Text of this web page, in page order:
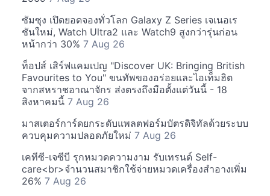
ซัมซุง เปิดยอดจองทั่วโลก Galaxy Z Series เจเนอเร
ชันใหม่, Watch Ultra2 และ Watch9 สูงกว่ารุ่นก่อน
หน้ากว่า 30% 7 Aug 26
ท็อปส์ เสิร์ฟแคมเปญ "Discover UK: Bringing British
Favourites to You" ขนทัพของอร่อยและไอเท็มฮิต
จากสหราชอาณาจักร ส่งตรงถึงมือตั้งแต่วันนี้ - 18
สิงหาคมนี้ 7 Aug 26
มาสเตอร์การ์ดยกระดับแพลตฟอร์มบัตรดิจิทัลด้วยระบบ
ควบคุมความปลอดภัยใหม่ 7 Aug 26
เคทีซี-เจซีบี รุกหมวดความงาม รับเทรนด์ Self-
care<br>จำนวนสมาชิกใช้จ่ายหมวดเครื่องสำอางเพิ่ม
26% 7 Aug 26